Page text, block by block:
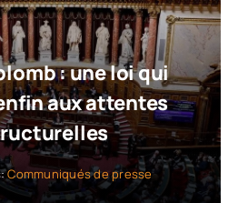
: une loi qui
aux attentes
Communiqués de presse